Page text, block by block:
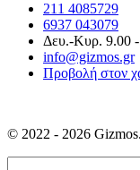
211 4085729
6937 043079
Δευ.-Κυρ. 9.00
info@gizmos.gr
Προβολή στον
© 2022 - 2026 Gizmos.